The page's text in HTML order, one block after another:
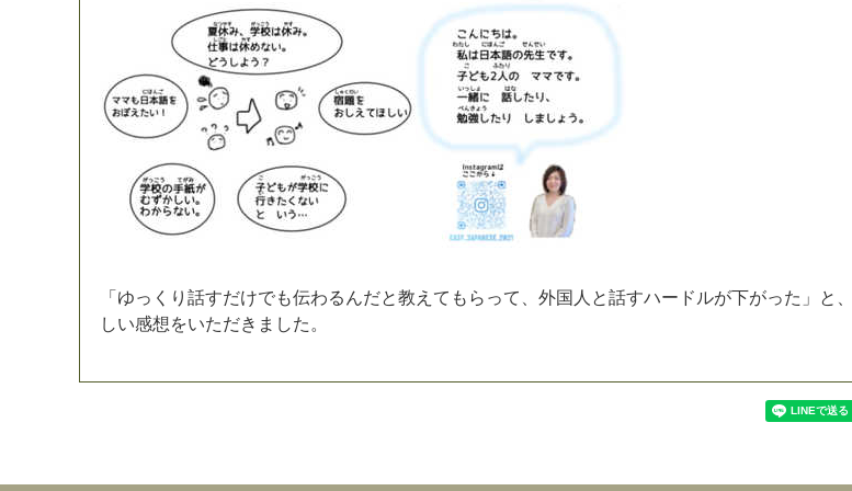
「 ゆっ く り 話すだけでも伝わる んだと教 え て も ら って 外国 人 と話すハー ド ルが下がった 」 と
しい感想をいただき ま した 。